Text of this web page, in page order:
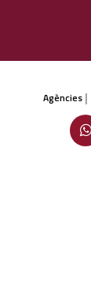
Agències |